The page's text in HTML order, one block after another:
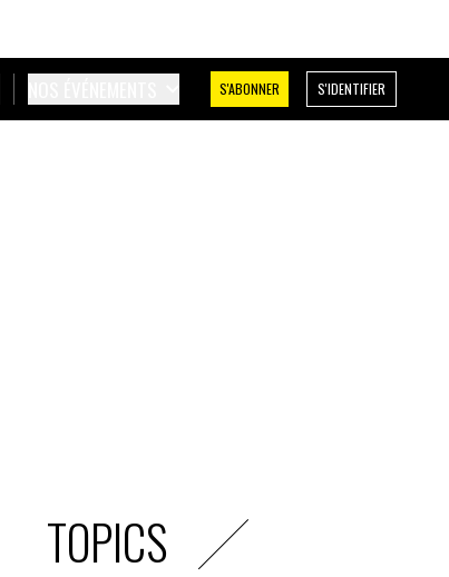
S'ABONNER S'IDENTIFIER
TOPICS